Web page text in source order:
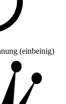
(einbeinig)